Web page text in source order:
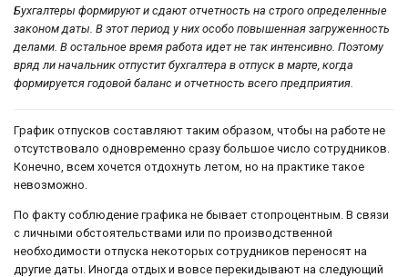
Бухгалтеры формируют и сдают отчетность на строго определенные
законом даты. В этот период у них особо повышенная загруженность
делами. В остальное время работа идет не так интенсивно. Поэтому
вряд ли начальник отпустит бухгалтера в отпуск в марте, когда
формируется годовой баланс и отчетность всего предприятия.
График отпусков составляют таким образом, чтобы на работе не
отсутствовало одновременно сразу большое число сотрудников.
Конечно, всем хочется отдохнуть летом, но на практике такое
невозможно.
По факту соблюдение графика не бывает стопроцентным. В связи
с личными обстоятельствами или по производственной
необходимости отпуска некоторых сотрудников переносят на
другие даты. Иногда отдых и вовсе перекидывают на следующий